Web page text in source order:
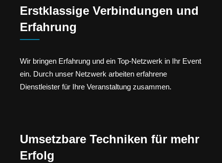
Erstklassige Verbindungen und
Erfahrung
Wir bringen Erfahrung und ein Top-Netzwerk in Ihr Event
ein. Durch unser Netzwerk arbeiten erfahrene
Dienstleister für Ihre Veranstaltung zusammen.
Umsetzbare Techniken für mehr
Erfolg